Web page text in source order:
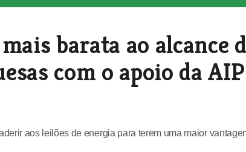
barata ao alcance
com o apoio da
aos leilões de energia para terem uma maior